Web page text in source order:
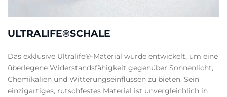
ULTRALIFE®SCHALE
Das exklusive Ultralife®-Material wurde entwickelt, um eine
überlegene Widerstandsfähigkeit gegenüber Sonnenlicht,
Chemikalien und Witterungseinflüssen zu bieten. Sein
einzigartiges, rutschfestes Material ist unvergleichlich in